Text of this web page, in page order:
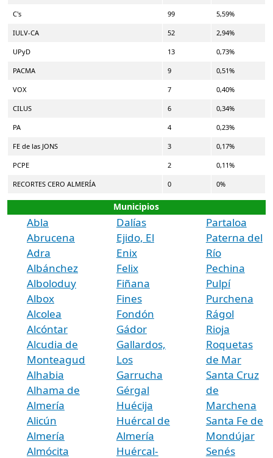
C's 99 5,59%
IULV-CA 52 2,94%
UPyD 13 0,73%
PACMA 9 0,51%
VOX 7 0,40%
CILUS 6 0,34%
PA 4 0,23%
FE de las JONS 3 0,17%
PCPE 2 0,11%
RECORTES CERO ALMERÍA 0 0%
Municipios
Abla
Abrucena
Adra
Albánchez
Alboloduy
Albox
Alcolea
Alcóntar
Alcudia de
Monteagud
Alhabia
Alhama de
Almería
Alicún
Almería
Almócita
Dalías
Ejido, El
Enix
Felix
Fiñana
Fines
Fondón
Gádor
Gallardos,
Los
Garrucha
Gérgal
Huécija
Huércal de
Almería
Huércal-
Partaloa
Paterna del
Río
Pechina
Pulpí
Purchena
Rágol
Rioja
Roquetas
de Mar
Santa Cruz
de
Marchena
Santa Fe de
Mondújar
Senés